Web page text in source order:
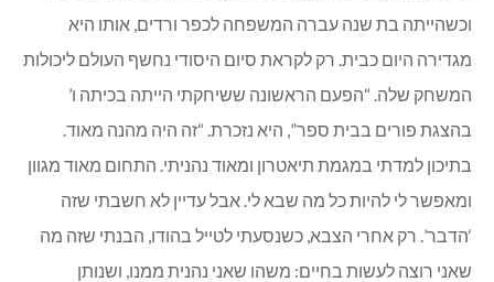
וכשהייתה בת שנה עברה המשפחה לכפר ורדים, אותו היא
מגדירה היום כבית. רק לקראת סיום היסודי נחשף העולם ליכולות
המשחק שלה. “הפעם הראשונה ששיחקתי הייתה בכיתה ו’
בהצגת פורים בבית ספר”, היא נזכרת. “זה היה מהנה מאוד.
בתיכון למדתי במגמת תיאטרון ומאוד נהניתי. התחום מאוד מגוון
ומאפשר לי להיות כל מה שבא לי. אבל עדיין לא חשבתי שזה
‘הדבר’. רק אחרי הצבא, כשנסעתי לטייל בהודו, הבנתי שזה מה
שאני רוצה לעשות בחיים: משהו שאני נהנית ממנו, ושנותן